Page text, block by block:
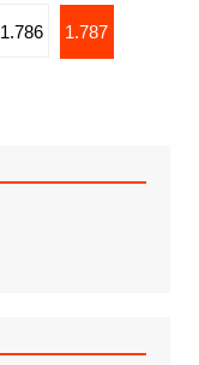
1.786 1.787